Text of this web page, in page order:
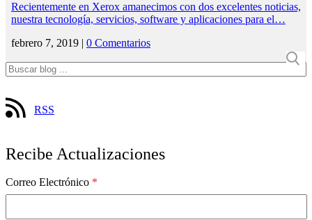
Recientemente en Xerox amanecimos con dos excelentes noticias,
nuestra tecnología, servicios, software y aplicaciones para el…
febrero 7, 2019 | 0 Comentarios
RSS
Recibe Actualizaciones
Correo Electrónico *